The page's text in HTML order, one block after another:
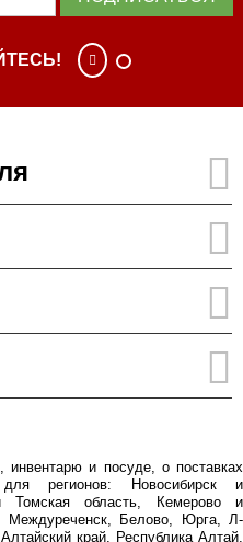
и посуде, о поставках
регионов: Новосибирск и
Томская область, Кемерово и
Междуреченск, Белово, Юрга, Л-
край, Республика Алтай,